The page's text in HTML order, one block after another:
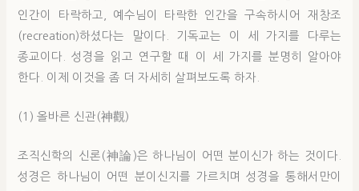
인간이 타락하고, 예수님이 타락한 인간을 구속하시어 재창조
(recreation)하셨다는 말이다. 기독교는 이 세 가지를 다루는
종교이다. 성경을 읽고 연구할 때 이 세 가지를 분명히 알아야
한다. 이제 이것을 좀 더 자세히 살펴보도록 하자.
(1) 올바른 신관(神觀)
조직신학의 신론(神論)은 하나님이 어떤 분이신가 하는 것이다.
성경은 하나님이 어떤 분이신지를 가르치며 성경을 통해서만이